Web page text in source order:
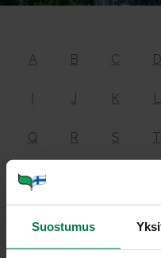
Suostumus
A B C D
I J K L
Q R S T
Ö
Fruk­too­si